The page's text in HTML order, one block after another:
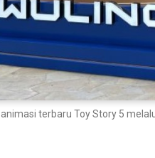
terbaru Toy Story 5